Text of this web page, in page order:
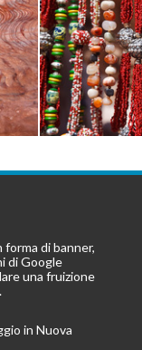
di banner,
di Google
una fruizione
in Nuova